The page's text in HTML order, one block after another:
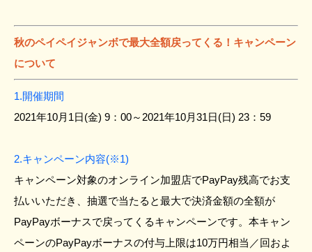
秋のペイペイジャンボで最大全額戻ってくる！キャンペーン
について
1.開催期間
2021年10月1日(金) 9：00～2021年10月31日(日) 23：59
2.キャンペーン内容(※1)
キャンペーン対象のオンライン加盟店でPayPay残高でお支
払いいただき、抽選で当たると最大で決済金額の全額が
PayPayボーナスで戻ってくるキャンペーンです。本キャン
ペーンのPayPayボーナスの付与上限は10万円相当／回およ